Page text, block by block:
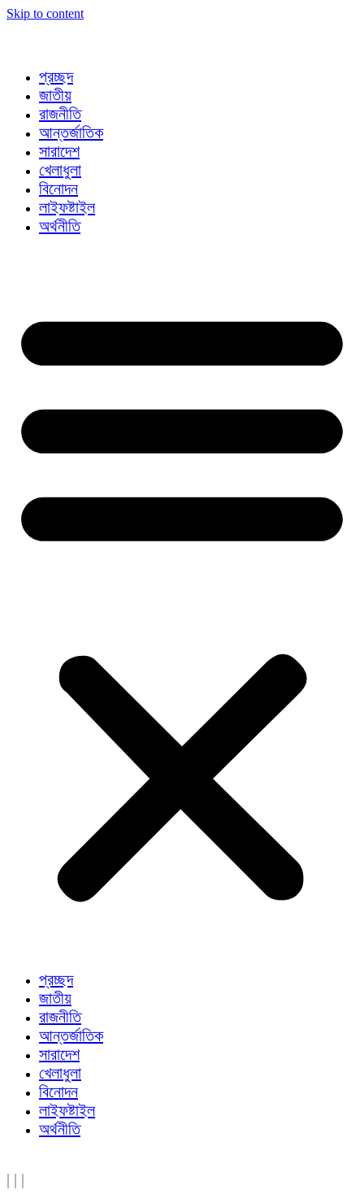
Skip to content
প্রচ্ছদ
জাতীয়
রাজনীতি
আন্তর্জাতিক
সারাদেশ
খেলাধুলা
বিনোদন
লাইফষ্টাইল
অর্থনীতি
প্রচ্ছদ
জাতীয়
রাজনীতি
আন্তর্জাতিক
সারাদেশ
খেলাধুলা
বিনোদন
লাইফষ্টাইল
অর্থনীতি
| | |